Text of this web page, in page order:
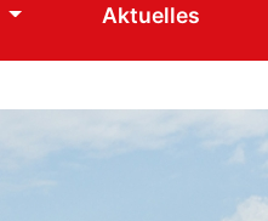
Aktuelles